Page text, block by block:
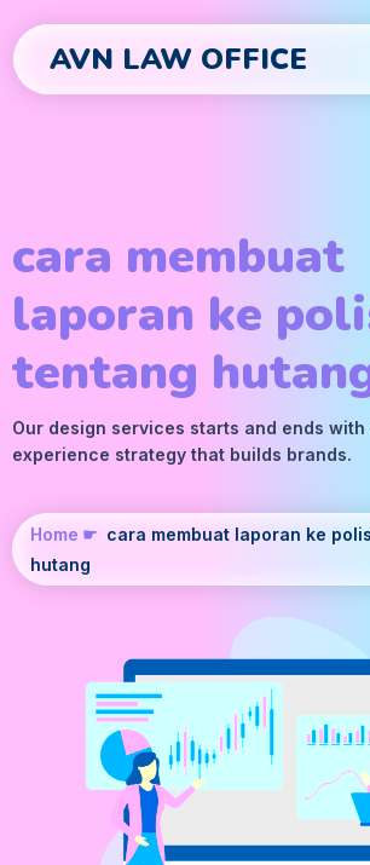
AVN LAW OFFICE
cara membuat
laporan ke
tentang
Our design services starts and ends
experience strategy that builds brands.
Home ☛ cara membuat laporan ke
hutang